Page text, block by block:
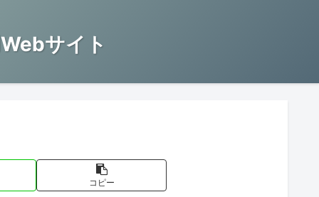
サイト
コピー